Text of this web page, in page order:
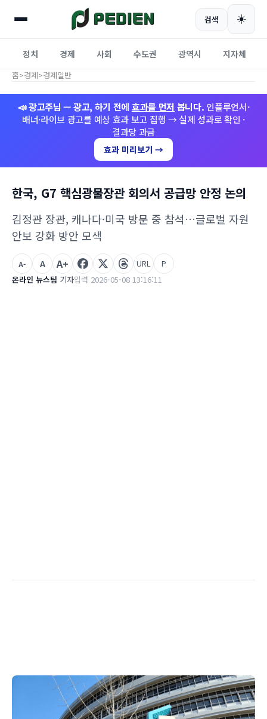
검색 ☀️
정치 경제 사회 수도권 광역시 지자체
홈>경제>경제일반
📣 광고주님 — 광고, 하기 전에 효과를 먼저 봅니다. 인플루언서·
배너·라이브 광고를 예상 효과 보고 집행 → 실제 성과로 확인 ·
결과당 과금
효과 미리보기 →
한국, G7 핵심광물장관 회의서 공급망 안정 논의
김정관 장관, 캐나다·미국 방문 중 참석…글로벌 자원
안보 강화 방안 모색
온라인 뉴스팀 기자입력 2026-05-08 13:16:11
A- A A+ URL P